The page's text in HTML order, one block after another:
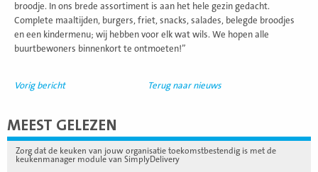
broodje. In ons brede assortiment is aan het hele gezin gedacht.
Complete maaltijden, burgers, friet, snacks, salades, belegde broodjes
en een kindermenu; wij hebben voor elk wat wils. We hopen alle
buurtbewoners binnenkort te ontmoeten!”
Vorig bericht Terug naar nieuws
MEEST GELEZEN
Zorg dat de keuken van jouw organisatie toekomstbestendig is met de
keukenmanager module van SimplyDelivery